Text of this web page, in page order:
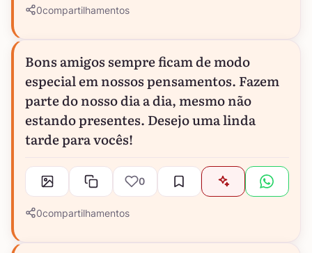
0compartilhamentos
Bons amigos sempre ficam de modo
especial em nossos pensamentos. Fazem
parte do nosso dia a dia, mesmo não
estando presentes. Desejo uma linda
tarde para vocês!
0
0compartilhamentos